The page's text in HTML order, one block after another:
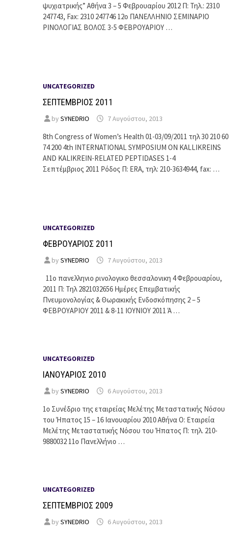
ψυχιατρικής” Αθήνα 3 – 5 Φεβρουαρίου 2012 Π: Τηλ.: 2310
247743, Fax: 2310 247746 12ο ΠΑΝΕΛΛΗΝΙΟ ΣΕΜΙΝΑΡΙΟ
ΡΙΝΟΛΟΓΙΑΣ ΒΟΛΟΣ 3-5 ΦΕΒΡΟΥΑΡΙΟΥ …
UNCATEGORIZED
ΣΕΠΤΕΜΒΡΙΟΣ 2011
by SYNEDRIO 7 Αυγούστου, 2013
8th Congress of Women’s Health 01-03/09/2011 τηλ 30 210 60
74 200 4th INTERNATIONAL SYMPOSIUM ON KALLIKREINS
AND KALIKREIN-RELATED PEPTIDASES 1-4
Σεπτέμβριος 2011 Ρόδος Π: ERA, τηλ: 210-3634944, fax: …
UNCATEGORIZED
ΦΕΒΡΟΥΑΡΙΟΣ 2011
by SYNEDRIO 7 Αυγούστου, 2013
11o πανελληνιο ρινολογικο θεσσαλονικη 4 Φεβρουαρίου,
2011 Π: Τηλ 2821032656 Ημέρες Επεμβατικής
Πνευμονολογίας & Θωρακικής Ενδοσκόπησης 2 – 5
ΦΕΒΡΟΥΑΡΙΟΥ 2011 & 8-11 ΙΟΥΝΙΟΥ 2011 Ά …
UNCATEGORIZED
ΙΑΝΟΥΑΡΙΟΣ 2010
by SYNEDRIO 6 Αυγούστου, 2013
1ο Συνέδριο της εταιρείας Μελέτης Μεταστατικής Νόσου
του Ήπατος 15 – 16 Ιανουαρίου 2010 Αθήνα Ο: Εταιρεία
Μελέτης Μεταστατικής Νόσου του Ήπατος Π: τηλ. 210-
9880032 11ο Πανελλήνιο …
UNCATEGORIZED
ΣΕΠΤΕΜΒΡΙΟΣ 2009
by SYNEDRIO 6 Αυγούστου, 2013